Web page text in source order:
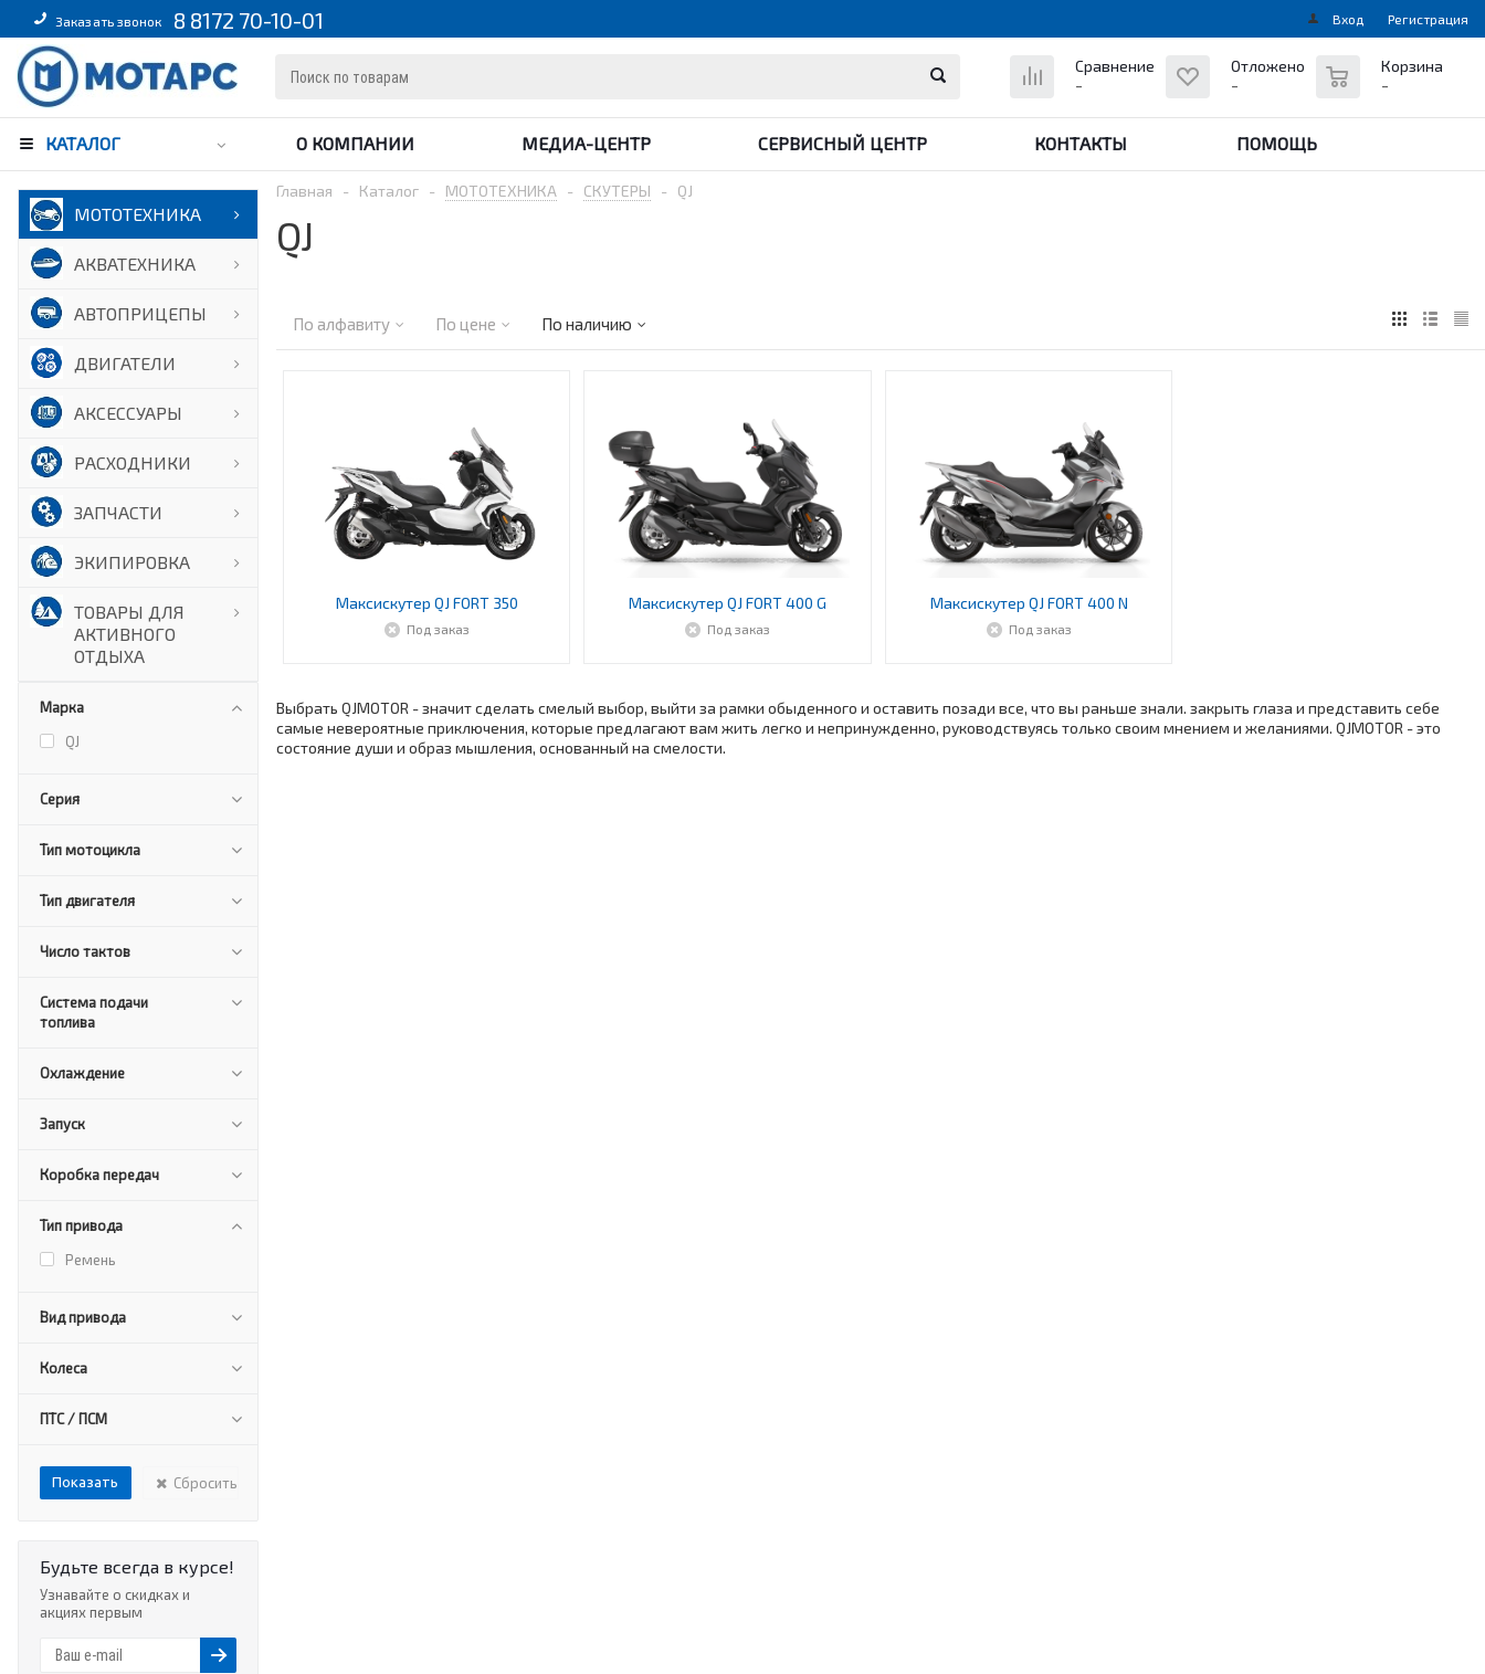
Заказать звонок 8 8172 70-10-01 Вход Регистрация
Сравнение
-
Отложено
-
Корзина
-
КАТАЛОГ О КОМПАНИИ МЕДИА-ЦЕНТР СЕРВИСНЫЙ ЦЕНТР КОНТАКТЫ ПОМОЩЬ
МОТОТЕХНИКА
АКВАТЕХНИКА
АВТОПРИЦЕПЫ
ДВИГАТЕЛИ
АКСЕССУАРЫ
РАСХОДНИКИ
ЗАПЧАСТИ
ЭКИПИРОВКА
ТОВАРЫ ДЛЯ
АКТИВНОГО
ОТДЫХА
Марка
QJ
Серия
Тип мотоцикла
Тип двигателя
Число тактов
Система подачи
топлива
Охлаждение
Запуск
Коробка передач
Тип привода
Ремень
Вид привода
Колеса
ПТС / ПСМ
Сбросить
Будьте всегда в курсе!
Узнавайте о скидках и
акциях первым
Главная - Каталог - МОТОТЕХНИКА - СКУТЕРЫ - QJ
QJ
По алфавиту По цене По наличию
Максискутер QJ FORT 350
Под заказ
Максискутер QJ FORT 400 G
Под заказ
Максискутер QJ FORT 400 N
Под заказ
Выбрать QJMOTOR - значит сделать смелый выбор, выйти за рамки обыденного и оставить позади все, что вы раньше знали. закрыть глаза и представить себе
самые невероятные приключения, которые предлагают вам жить легко и непринужденно, руководствуясь только своим мнением и желаниями. QJMOTOR - это
состояние души и образ мышления, основанный на смелости.